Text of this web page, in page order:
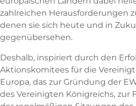
zahlreichen Herausforderungen
denen sie sich heute und in
gegenübersehen.
Deshalb, inspiriert durch den
Aktionskomitees für die
Europa, das zur Gründung der
des Vereinigten Königreichs, zur